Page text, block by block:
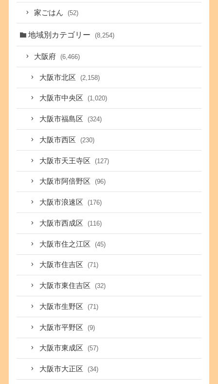
家ごはん (52)
地域別カテゴリー (8,254)
大阪府 (6,466)
大阪市北区 (2,158)
大阪市中央区 (1,020)
大阪市福島区 (324)
大阪市西区 (230)
大阪市天王寺区 (127)
大阪市阿倍野区 (96)
大阪市浪速区 (176)
大阪市西成区 (116)
大阪市住之江区 (45)
大阪市住吉区 (71)
大阪市東住吉区 (32)
大阪市生野区 (71)
大阪市平野区 (9)
大阪市東成区 (57)
大阪市大正区 (34)